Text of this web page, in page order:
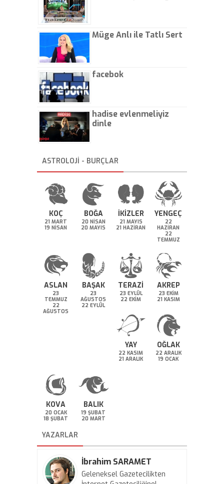
Müge Anlı ile Tatlı Sert
facebok
hadise evlenmeliyiz
dinle
ASTROLOJİ - BURÇLAR
KOÇ
21 MART
19 NİSAN
BOĞA
20 NİSAN
20 MAYIS
İKİZLER
21 MAYIS
21 HAZİRAN
YENGEÇ
22
HAZİRAN
22
TEMMUZ
ASLAN
23
TEMMUZ
22
AĞUSTOS
BAŞAK
23
AĞUSTOS
22 EYLÜL
TERAZİ
23 EYLÜL
22 EKİM
AKREP
23 EKİM
21 KASIM
YAY
22 KASIM
21 ARALIK
OĞLAK
22 ARALIK
19 OCAK
KOVA
20 OCAK
18 ŞUBAT
BALIK
19 ŞUBAT
20 MART
YAZARLAR
İbrahim SARAMET
Geleneksel Gazetecilikten